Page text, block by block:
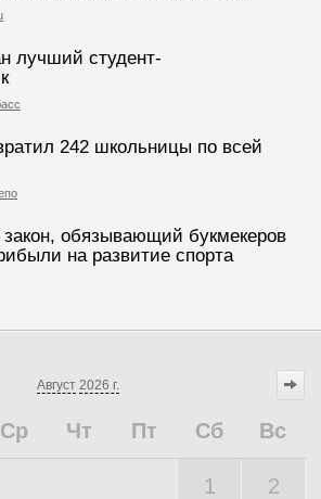
лучший студент-
242 школьницы по всей
обязывающий букмекеров
на развитие спорта
Август 2026 г.
Ср Чт Пт Сб Вс
1 2